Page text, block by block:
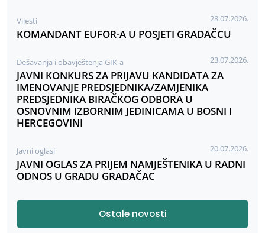
Vijesti 28.07.2026.
KOMANDANT EUFOR-A U POSJETI GRADAČCU
Dešavanja i obavještenja GIK-a 23.07.2026.
JAVNI KONKURS ZA PRIJAVU KANDIDATA ZA
IMENOVANJE PREDSJEDNIKA/ZAMJENIKA
PREDSJEDNIKA BIRAČKOG ODBORA U
OSNOVNIM IZBORNIM JEDINICAMA U BOSNI I
HERCEGOVINI
Javni oglasi 20.07.2026.
JAVNI OGLAS ZA PRIJEM NAMJEŠTENIKA U RADNI
ODNOS U GRADU GRADAČAC
Ostale novosti